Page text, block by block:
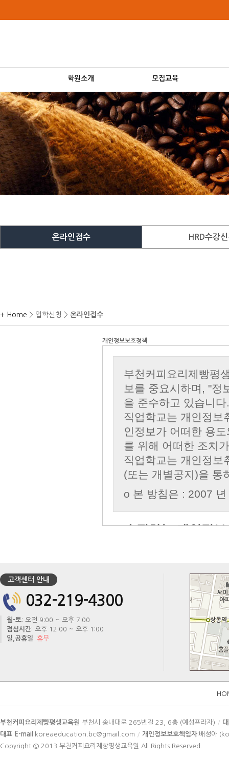
학원소개 모집교육
용
온라인접수 HRD수강
+ Home > 입학신청 > 온라인접수
개인정보보호정책
고객센터 안내
032-219-4300
월-토: 오전 9:00 ~ 오후 7:00
점심시간: 오후 12:00 ~ 오후 1:00
일,공휴일: 휴무
카
피
라
부천커피요리제빵평생교육원 부천시 송내대로 265번길 23, 6층 (예성프라자) /
대표 E-mail :koreaeducation.bc@gmail.com / 개인정보보호책임자:배성아
Copyright © 2013 부천커피요리제빵평생교육원 All Rights Reserved.